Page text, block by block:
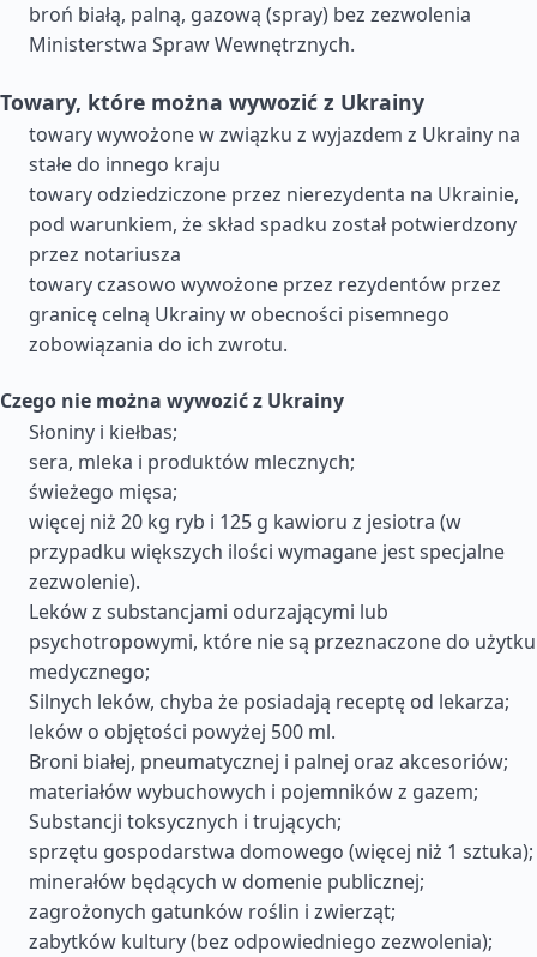
broń białą, palną, gazową (spray) bez zezwolenia
Ministerstwa Spraw Wewnętrznych.
Towary, które można wywozić z Ukrainy
towary wywożone w związku z wyjazdem z Ukrainy na
stałe do innego kraju
towary odziedziczone przez nierezydenta na Ukrainie,
pod warunkiem, że skład spadku został potwierdzony
przez notariusza
towary czasowo wywożone przez rezydentów przez
granicę celną Ukrainy w obecności pisemnego
zobowiązania do ich zwrotu.
Czego nie można wywozić z Ukrainy
Słoniny i kiełbas;
sera, mleka i produktów mlecznych;
świeżego mięsa;
więcej niż 20 kg ryb i 125 g kawioru z jesiotra (w
przypadku większych ilości wymagane jest specjalne
zezwolenie).
Leków z substancjami odurzającymi lub
psychotropowymi, które nie są przeznaczone do użytku
medycznego;
Silnych leków, chyba że posiadają receptę od lekarza;
leków o objętości powyżej 500 ml.
Broni białej, pneumatycznej i palnej oraz akcesoriów;
materiałów wybuchowych i pojemników z gazem;
Substancji toksycznych i trujących;
sprzętu gospodarstwa domowego (więcej niż 1 sztuka);
minerałów będących w domenie publicznej;
zagrożonych gatunków roślin i zwierząt;
zabytków kultury (bez odpowiedniego zezwolenia);